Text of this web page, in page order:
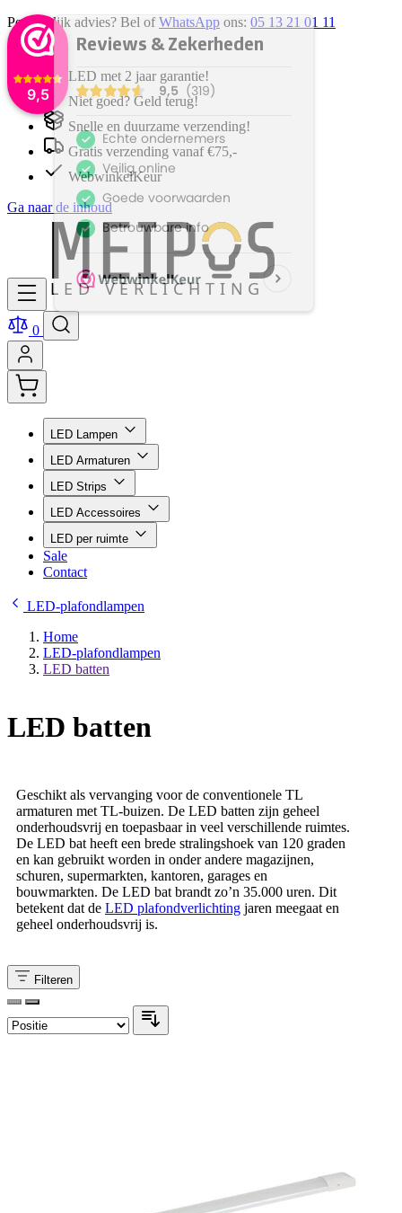
9,5
Persoonlijk advies? Bel ofWhatsApp ons: 05 13 21 01 11
LED met 2 jaar garantie!
Niet goed? Geld terug!
Snelle en duurzame verzending!
Gratis verzending vanaf €75,-
WebwinkelKeur
Ga naar de inhoud
0
LED Lampen
LED Armaturen
LED Strips
LED Accessoires
LED per ruimte
Sale
Contact
LED-plafondlampen
Home
LED-plafondlampen
LED batten
LED batten
Geschikt als vervanging voor de conventionele TL
armaturen met TL-buizen. De LED batten zijn geheel
onderhoudsvrij en toepasbaar in veel verschillende ruimtes.
De LED bat heeft een brede stralingshoek van 120 graden
en kan gebruikt worden in onder andere magazijnen,
schuren, supermarkten, kantoren, garages en
bouwmarkten. De LED bat brandt zo’n 35.000 uren. Dit
betekent dat de LED plafondverlichting jaren meegaat en
geheel onderhoudsvrij is.
Filteren